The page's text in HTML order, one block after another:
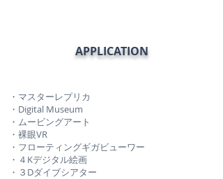
APPLICATION
・マスターレプリカ
・Digital Museum
・ムービングアート
・裸眼VR
・フローティングギガビューワー
・４Kデジタル絵画
・３Dダイブシアター